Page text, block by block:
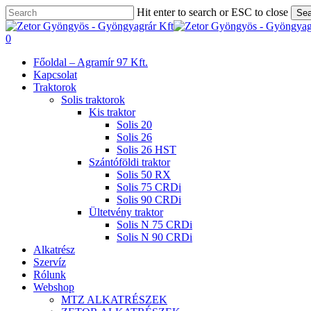
Skip
to
main
Hit enter to search or ESC to close
Close
Search
search
0
Főoldal – Agramír 97 Kft.
Kapcsolat
Traktorok
Solis traktorok
Kis traktor
Solis 20
Solis 26
Solis 26 HST
Szántóföldi traktor
Solis 50 RX
Solis 75 CRDi
Solis 90 CRDi
Ültetvény traktor
Solis N 75 CRDi
Solis N 90 CRDi
Alkatrész
Szervíz
Rólunk
Webshop
MTZ ALKATRÉSZEK